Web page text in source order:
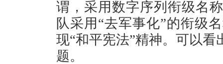
谓，采用数字序列衔级名
队采用“去军事化”的衔级
现“和平宪法”精神。可以
题。